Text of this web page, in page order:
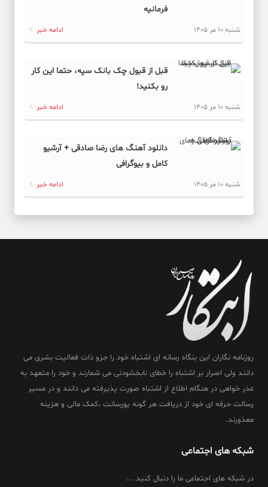
فرمانیه
شنبه 10 مر 1405 ادامه خبر
قبل از قبول چک بانک سپه، حتما این کار
رو بکنید!
شنبه 10 مر 1405 ادامه خبر
دانلود آهنگ های رضا صادقی + آرشیو
کامل و بیوگرافی
شنبه 10 مر 1405 ادامه خبر
روزنامه نگاران این بنگاه رسانه ای اشتباه خود را جزو ذات فعالیت بشری می
دانند ولی اصرار بر اشتباه را خطای نابخشودنی می شمارند و خود را متعهد به
عذر خواهی در هنگام اطلاع از اشتباه صورت پذیرفته می دانند و در مسیر
رسالت حرفه ای خود از دریافت هر گونه پورسانت ،کمک مالی و هزینه
معذورند.
شبکه های اجتماعی
در شبکه های اجتماعی ما را دنبال کنید ...